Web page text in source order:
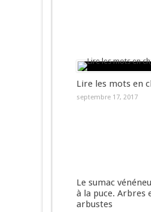
Lire les mots en
septembre 17, 2017
Le sumac
à la puce. Arbres
arbustes